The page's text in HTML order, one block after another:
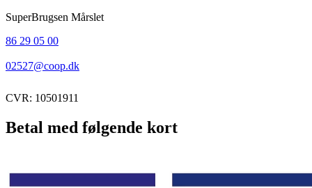
SuperBrugsen Mårslet
86 29 05 00
02527@coop.dk
CVR: 10501911
Betal med følgende kort